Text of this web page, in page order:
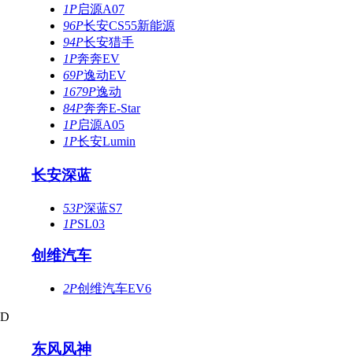
1P启源A07
96P长安CS55新能源
94P长安猎手
1P奔奔EV
69P逸动EV
1679P逸动
84P奔奔E-Star
1P启源A05
1P长安Lumin
长安深蓝
53P深蓝S7
1PSL03
创维汽车
2P创维汽车EV6
D
东风风神